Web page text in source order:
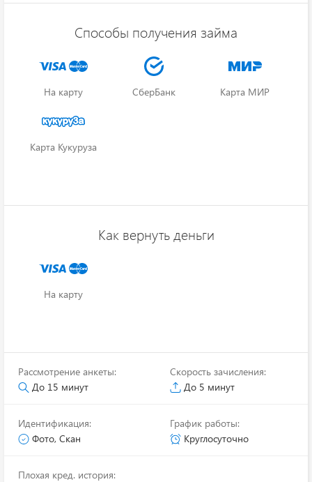
Способы получения займа
На карту СберБанк Карта МИР
Карта Кукуруза
Как вернуть деньги
На карту
Рассмотрение анкеты:
До 15 минут
Скорость зачисления:
До 5 минут
Идентификация:
Фото, Скан
График работы:
Круглосуточно
Плохая кред. история: